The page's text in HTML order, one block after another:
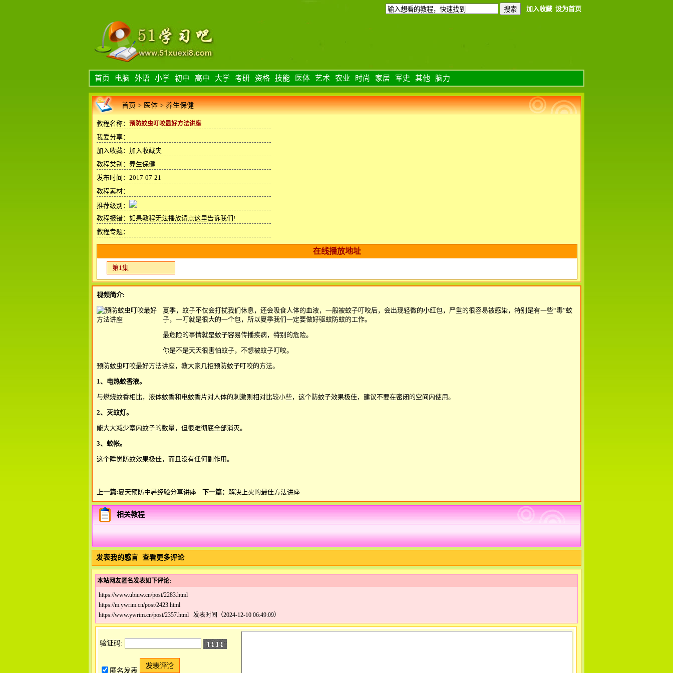
加入收藏 设为首页
首页 电脑 外语 小学 初中 高中 大学 考研 资格 技能 医体 艺术 农业 时尚 家居 军史 其他 脑力
首页>医体>养生保健
教程名称： 预防蚊虫叮咬最好方法讲座
我爱分享：
加入收藏： 加入收藏夹
教程类别：养生保健
发布时间：2017-07-21
教程素材：
推荐级别：
教程报错： 如果教程无法播放请点这里告诉我们!
教程专题：
在线播放地址
第1集
视频简介:
夏季，蚊子不仅会打扰我们休息，还会吸食人体的血液，一般被蚊子叮咬后，会出现轻微的小红包，严重的很容易被感染，特别是有一些“毒”蚊
子，一叮就是很大的一个包，所以夏季我们一定要做好驱蚊防蚊的工作。
最危险的事情就是蚊子容易传播疾病，特别的危险。
你是不是天天很害怕蚊子，不想被蚊子叮咬。
预防蚊虫叮咬最好方法讲座，教大家几招预防蚊子叮咬的方法。
1、电热蚊香液。
与燃烧蚊香相比，液体蚊香和电蚊香片对人体的刺激则相对比较小些，这个防蚊子效果极佳，建议不要在密闭的空间内使用。
2、灭蚊灯。
能大大减少室内蚊子的数量，但很难彻底全部消灭。
3、蚊帐。
这个睡觉防蚊效果极佳，而且没有任何副作用。
上一篇:夏天预防中暑经验分享讲座 下一篇： 解决上火的最佳方法讲座
相关教程
发表我的感言 查看更多评论
本站网友匿名发表如下评论:
https://www.ubiuw.cn/post/2283.html
https://m.ywrim.cn/post/2423.html
https://www.ywrim.cn/post/2357.html 发表时间（2024-12-10 06:49:09）
验证码:
匿名发表